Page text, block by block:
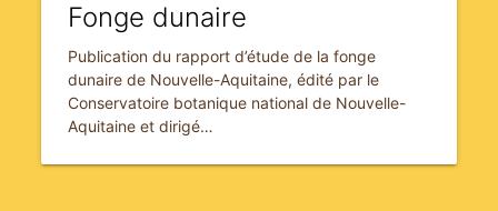
Fonge dunaire
Publication du rapport d’étude de la fonge
dunaire de Nouvelle-Aquitaine, édité par le
Conservatoire botanique national de Nouvelle-
Aquitaine et dirigé…